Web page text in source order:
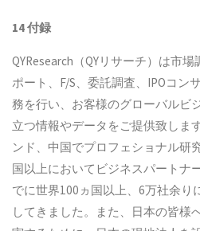
14 付録
QYResearch（QYリサーチ）は市
ポート、F/S、委託調査、IPOコン
務を行い、お客様のグローバルビ
立つ情報やデータをご提供致しま
ンド、中国でプロフェショナル研
国以上においてビジネスパートナ
でに世界100ヵ国以上、6万社余り
してきました。また、日本の皆様